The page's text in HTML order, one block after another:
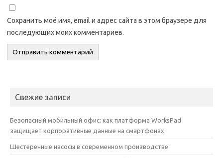
Сохранить моё имя, email и адрес сайта в этом браузере для
последующих моих комментариев.
Свежие записи
Безопасный мобильный офис: как платформа WorksPad
защищает корпоративные данные на смартфонах
Шестеренные насосы в современном производстве